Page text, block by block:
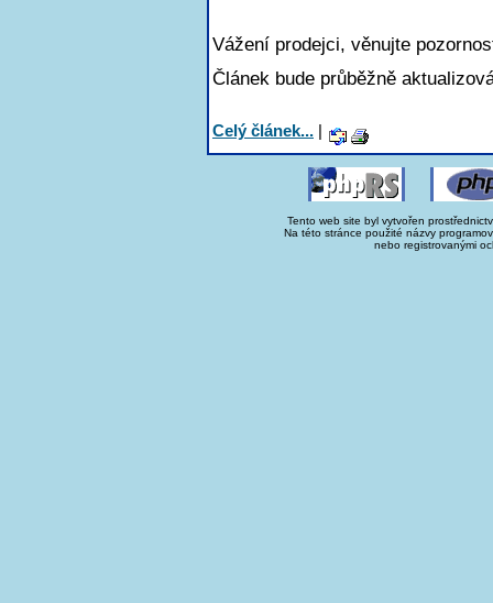
Vážení prodejci, věnujte
Článek bude průběžně
Celý článek... |
Tento web site byl vytvořen
Na této stránce použité názvy
nebo registrovanými